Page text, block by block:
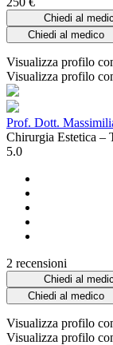
Chiedi al
Chiedi al medico
Visualizza profilo
Visualizza profilo
Prof. Dott.
Chirurgia Estetica –
5.0
2 recensioni
Chiedi al
Chiedi al medico
Visualizza profilo
Visualizza profilo